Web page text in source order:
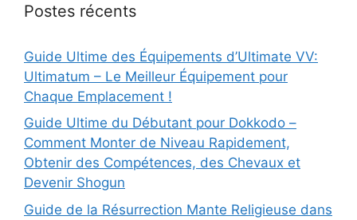
Postes récents
Guide Ultime des Équipements d’Ultimate VV:
Ultimatum – Le Meilleur Équipement pour
Chaque Emplacement !
Guide Ultime du Débutant pour Dokkodo –
Comment Monter de Niveau Rapidement,
Obtenir des Compétences, des Chevaux et
Devenir Shogun
Guide de la Résurrection Mante Religieuse dans